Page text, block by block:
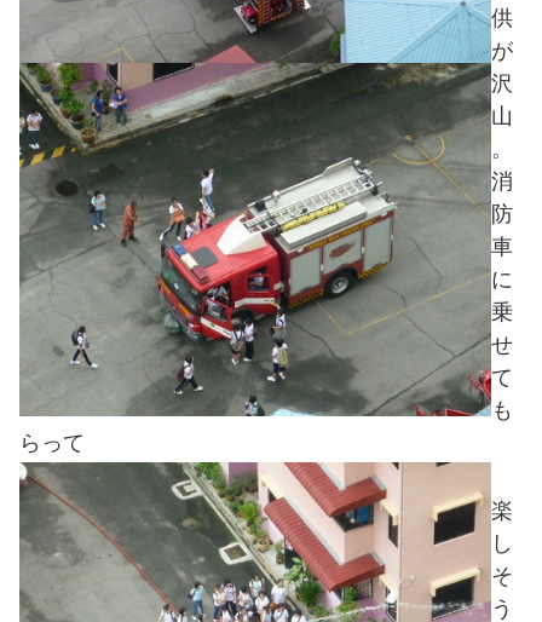
供
が
沢
山
。
消
防
車
に
乗
せ
て
も
らって
楽
し
そ
う